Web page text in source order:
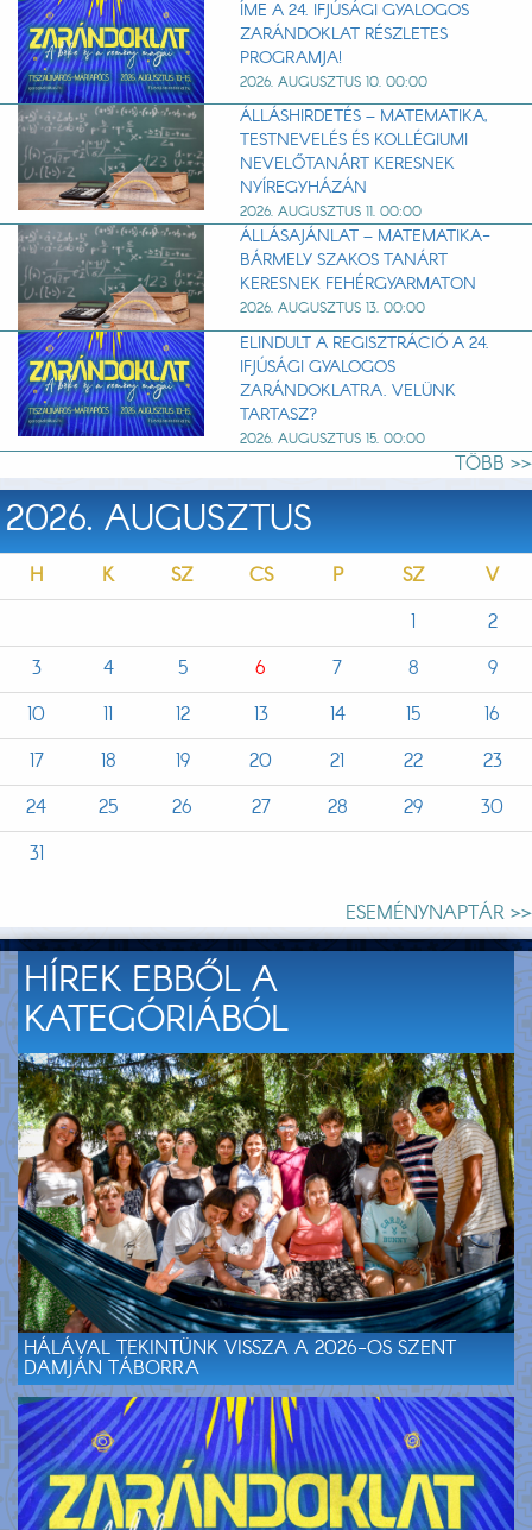
ÍME A 24. IFJÚSÁGI GYALOGOS
ZARÁNDOKLAT RÉSZLETES
PROGRAMJA!
2026. AUGUSZTUS 10. 00:00
ÁLLÁSHIRDETÉS – MATEMATIKA,
TESTNEVELÉS ÉS KOLLÉGIUMI
NEVELŐTANÁRT KERESNEK
NYÍREGYHÁZÁN
2026. AUGUSZTUS 11. 00:00
ÁLLÁSAJÁNLAT – MATEMATIKA-
BÁRMELY SZAKOS TANÁRT
KERESNEK FEHÉRGYARMATON
2026. AUGUSZTUS 13. 00:00
ELINDULT A REGISZTRÁCIÓ A 24.
IFJÚSÁGI GYALOGOS
ZARÁNDOKLATRA. VELÜNK
TARTASZ?
2026. AUGUSZTUS 15. 00:00
TÖBB >>
2026. AUGUSZTUS
H K SZ CS P SZ
V
1
2
3
4 5 6 7 8
9
10
11 12 13 14 15
16
17
18 19 20 21 22
23
24
25 26 27 28 29
30
31
ESEMÉNYNAPTÁR >>
HÍREK EBBŐL A
KATEGÓRIÁBÓL
HÁLÁVAL TEKINTÜNK VISSZA A 2026-OS SZENT
DAMJÁN TÁBORRA